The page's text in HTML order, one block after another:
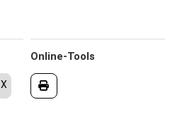
Online-Tools
X